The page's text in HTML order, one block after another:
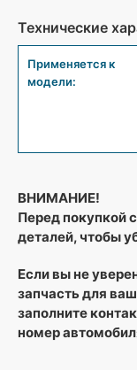
Технические
Применяется к
модели:
ВНИМАНИЕ!
Перед покупкой
деталей, чтобы
Если вы не
запчасть для
заполните
номер